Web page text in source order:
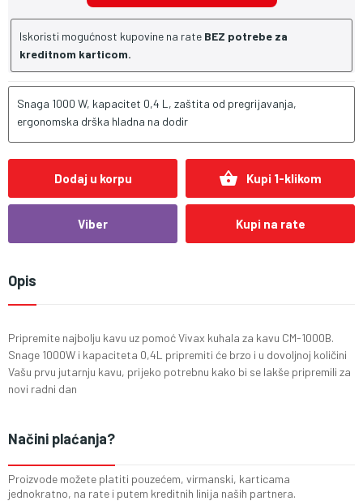
Iskoristi mogućnost kupovine na rate BEZ potrebe za
kreditnom karticom.
Snaga 1000 W, kapacitet 0,4 L, zaštita od pregrijavanja,
ergonomska drška hladna na dodir
Dodaj u korpu shopping_basket Kupi 1-klikom
Viber Kupi na rate
Opis
Pripremite najbolju kavu uz pomoć Vivax kuhala za kavu CM-1000B.
Snage 1000W i kapaciteta 0,4L pripremiti će brzo i u dovoljnoj količini
Vašu prvu jutarnju kavu, prijeko potrebnu kako bi se lakše pripremili za
novi radni dan
Načini plaćanja?
Proizvode možete platiti pouzećem, virmanski, karticama
jednokratno, na rate i putem kreditnih linija naših partnera.